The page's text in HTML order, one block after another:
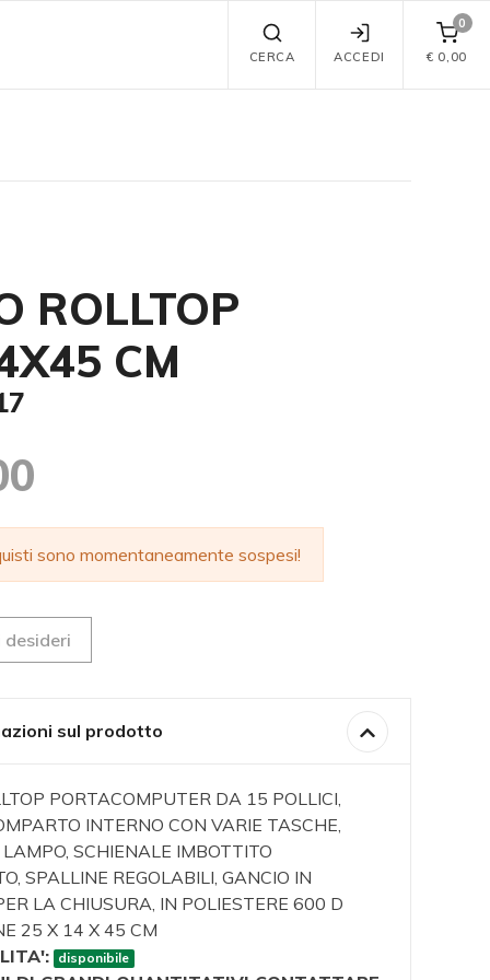
CERCA ACCEDI
0
€ 0,00
ROLLTOP
CM
sono momentaneamente sospesi!
desideri
sul prodotto
PORTACOMPUTER DA 15 POLLICI,
INTERNO CON VARIE TASCHE,
SCHIENALE IMBOTTITO
SPALLINE REGOLABILI, GANCIO IN
LA CHIUSURA, IN POLIESTERE 600 D
25 X 14 X 45 CM
disponibile